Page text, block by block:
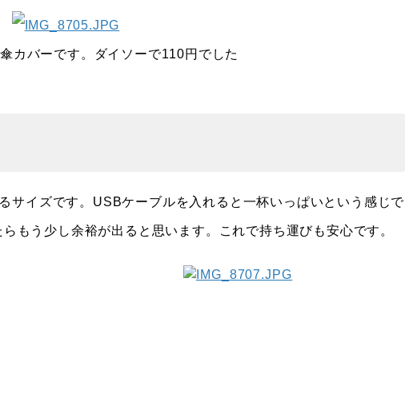
カバーです。ダイソーで110円でした
イズです。USBケーブルを入れると一杯いっぱいという感じで
もう少し余裕が出ると思います。これで持ち運びも安心です。